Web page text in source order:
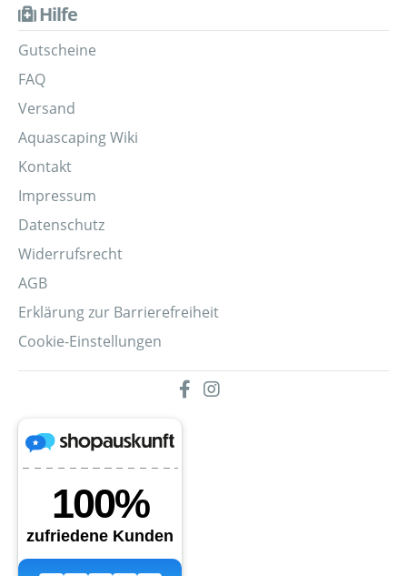
Hilfe
Gutscheine
FAQ
Versand
Aquascaping Wiki
Kontakt
Impressum
Datenschutz
Widerrufsrecht
AGB
Erklärung zur Barrierefreiheit
Cookie-Einstellungen